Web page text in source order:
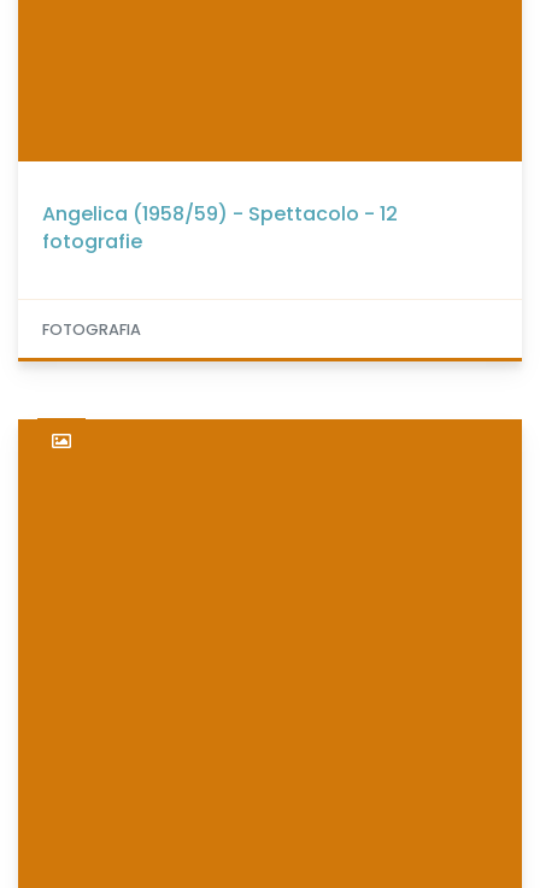
Angelica (1958/59) - Spettacolo - 12
fotografie
FOTOGRAFIA